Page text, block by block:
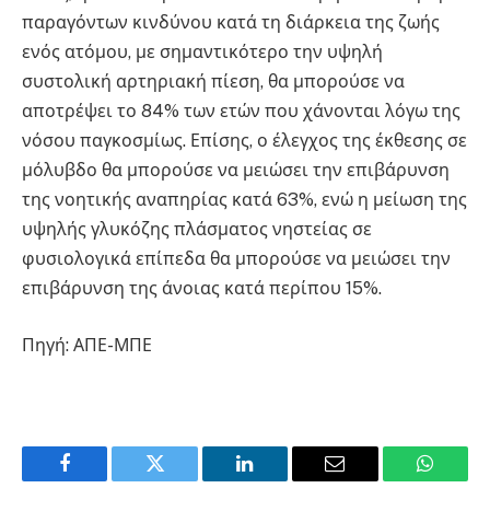
παραγόντων κινδύνου κατά τη διάρκεια της ζωής
ενός ατόμου, με σημαντικότερο την υψηλή
συστολική αρτηριακή πίεση, θα μπορούσε να
αποτρέψει το 84% των ετών που χάνονται λόγω της
νόσου παγκοσμίως. Επίσης, ο έλεγχος της έκθεσης σε
μόλυβδο θα μπορούσε να μειώσει την επιβάρυνση
της νοητικής αναπηρίας κατά 63%, ενώ η μείωση της
υψηλής γλυκόζης πλάσματος νηστείας σε
φυσιολογικά επίπεδα θα μπορούσε να μειώσει την
επιβάρυνση της άνοιας κατά περίπου 15%.
Πηγή: ΑΠΕ-ΜΠΕ
Facebook Twitter LinkedIn Email